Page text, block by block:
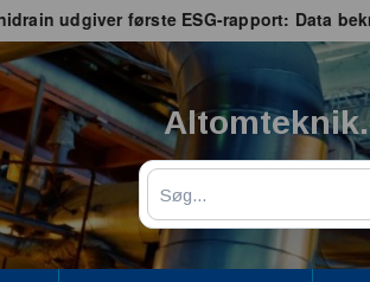
udgiver første ESG-rapport: Data
Søg